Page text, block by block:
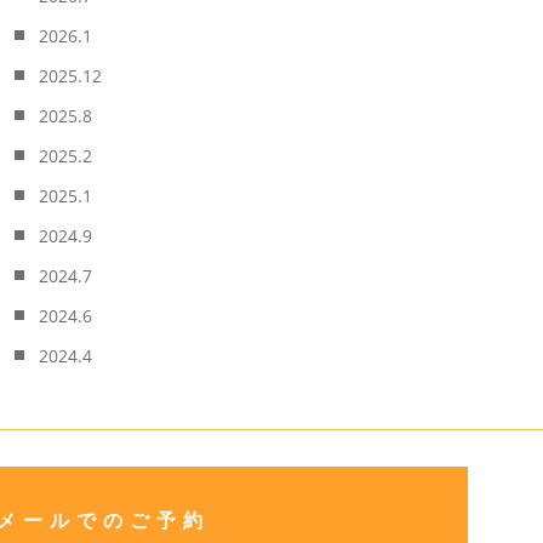
2026.1
2025.12
2025.8
2025.2
2025.1
2024.9
2024.7
2024.6
2024.4
ールでのご予約